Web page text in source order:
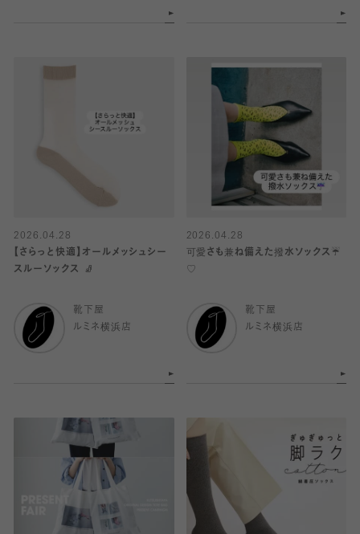
2026.04.28
【さらっと快適】オールメッシュシー
スルーソックス 🧦
靴下屋
ルミネ横浜店
2026.04.28
可愛さも兼ね備えた撥水ソックス☔️
♡
靴下屋
ルミネ横浜店